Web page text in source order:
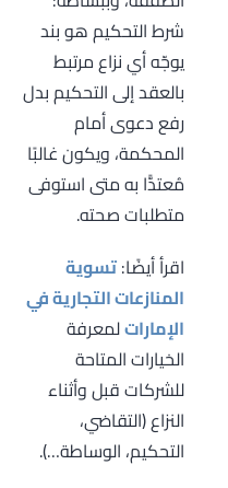
شرط التحكيم هو بند
يوجّه أي نزاع مرتبط
بالعقد إلى التحكيم بدل
رفع دعوى أمام
المحكمة، ويكون غالبًا
مُعتدًّا به متى استوفى
متطلبات صحته.
اقرأ أيضًا:تسوية
المنازعات التجارية في
الإماراتلمعرفة
الخيارات المتاحة
للشركات قبل وأثناء
النزاع (التقاضي،
التحكيم، الوساطة…).